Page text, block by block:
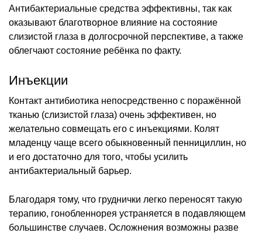
Антибактериальные средства эффективны, так как
оказывают благотворное влияние на состояние
слизистой глаза в долгосрочной перспективе, а также
облегчают состояние ребёнка по факту.
Инъекции
Контакт антибиотика непосредственно с поражённой
тканью (слизистой глаза) очень эффективен, но
желательно совмещать его с инъекциями. Колят
младенцу чаще всего обыкновенный пеннициллин, но
и его достаточно для того, чтобы усилить
антибактериальный барьер.
Благодаря тому, что груднички легко переносят такую
терапию, гонобленнорея устраняется в подавляющем
большинстве случаев. Осложнения возможны разве